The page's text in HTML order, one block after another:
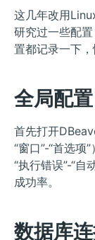
这几年改用
研究过一些配
置都记录一下，
全局配置
首先打开
“窗口”-“首选项
“执行错误”-“自
成功率。
数据库